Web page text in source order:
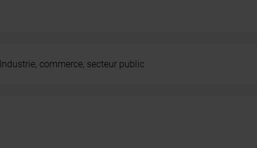
Industrie, commerce, secteur public